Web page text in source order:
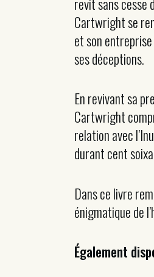
Cartwright se
et son
ses déceptions.
En revivant sa
Cartwright
relation avec
durant cent
Dans ce livre
énigmatique de
Également